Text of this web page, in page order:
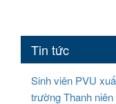
Tin tức
Sinh viên PVU
trường Thanh